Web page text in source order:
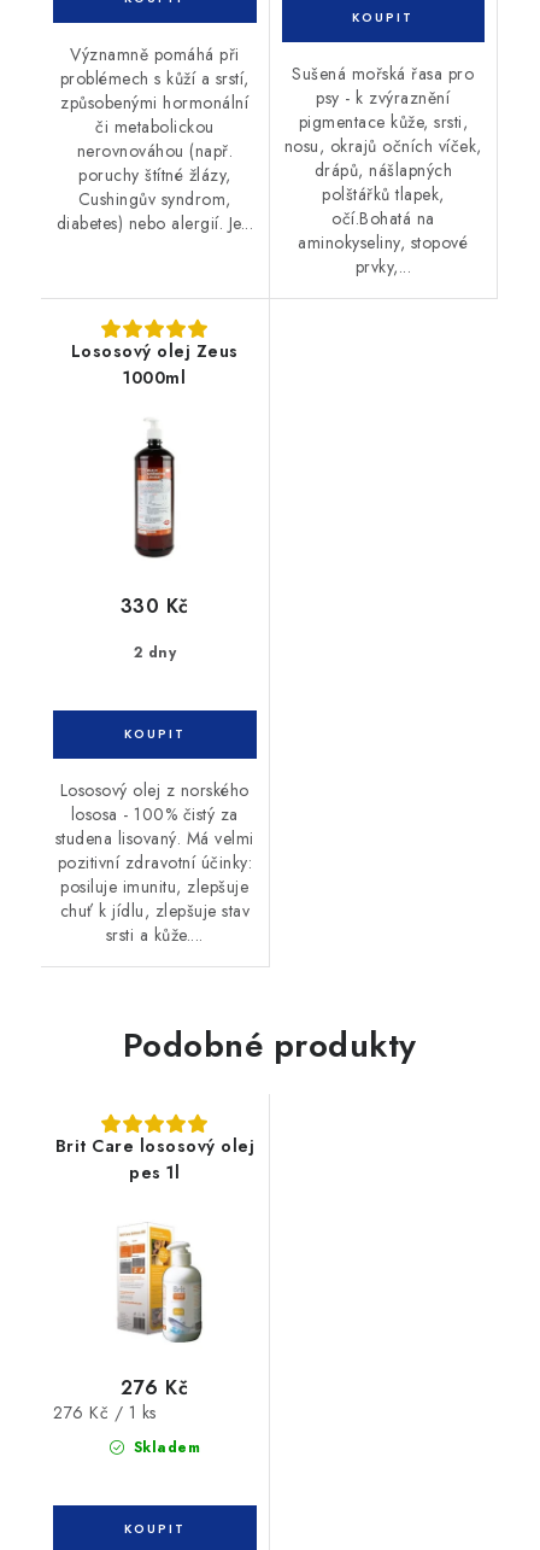
Významně pomáhá při
problémech s kůží a srstí,
způsobenými hormonální
či metabolickou
nerovnováhou (např.
poruchy štítné žlázy,
Cushingův syndrom,
diabetes) nebo alergií. Je...
Sušená mořská řasa pro
psy - k zvýraznění
pigmentace kůže, srsti,
nosu, okrajů očních víček,
drápů, nášlapných
polštářků tlapek,
očí.Bohatá na
aminokyseliny, stopové
prvky,...
Lososový olej Zeus
1000ml
2 dny
330 Kč
Lososový olej z norského
lososa - 100% čistý za
studena lisovaný. Má velmi
pozitivní zdravotní účinky:
posiluje imunitu, zlepšuje
chuť k jídlu, zlepšuje stav
srsti a kůže....
Podobné produkty
Brit Care lososový olej
pes 1l
Skladem
276 Kč
Měrná
276 Kč / 1 ks